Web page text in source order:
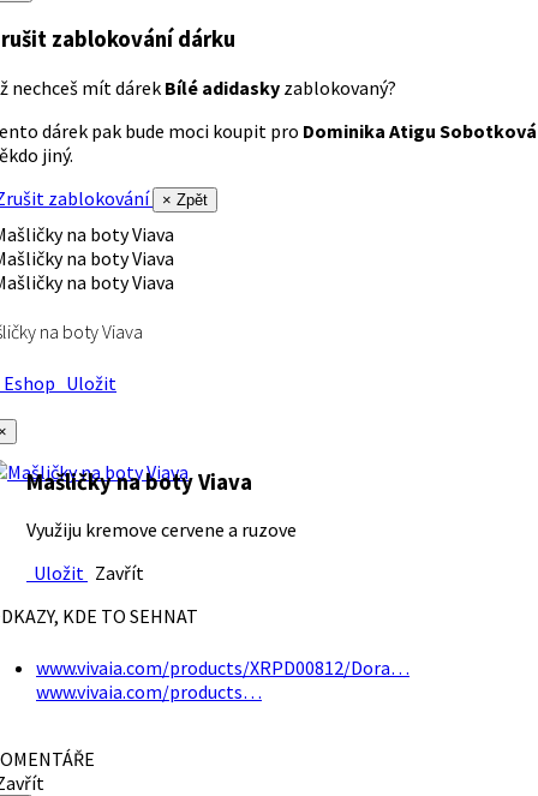
zablokování dárku
nechceš mít dárek Bílé adidasky zablokovaný?
dárek pak bude moci koupit pro Dominika Atigu Sobotková
jiný.
zablokování
× Zpět
na boty Viava
Uložit
Mašličky na boty Viava
Využiju kremove cervene a ruzove
Uložit Zavřít
KDE TO SEHNAT
www.vivaia.com/products/XRPD00812/Dora…
www.vivaia.com/products…